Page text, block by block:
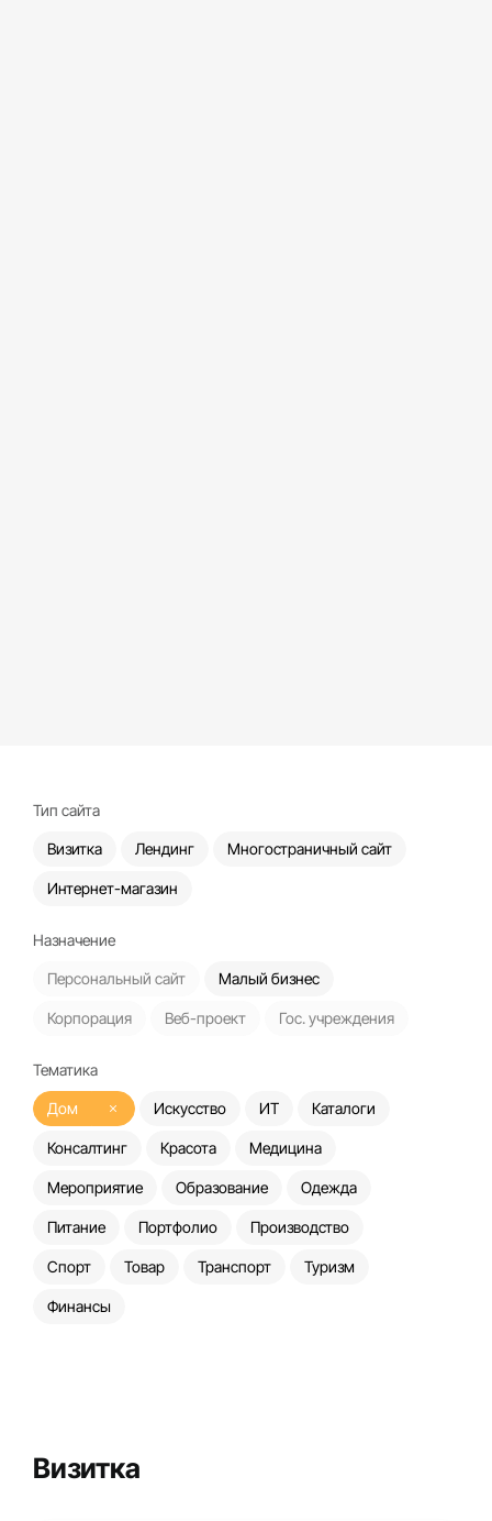
Тип сайта
Визитка Лендинг Многостраничный сайт
Интернет-магазин
Назначение
Персональный сайт Малый бизнес
Корпорация Веб-проект Гос. учреждения
Тематика
Дом Искусство ИТ Каталоги
Консалтинг Красота Медицина
Мероприятие Образование Одежда
Питание Портфолио Производство
Спорт Товар Транспорт Туризм
Финансы
Визитка